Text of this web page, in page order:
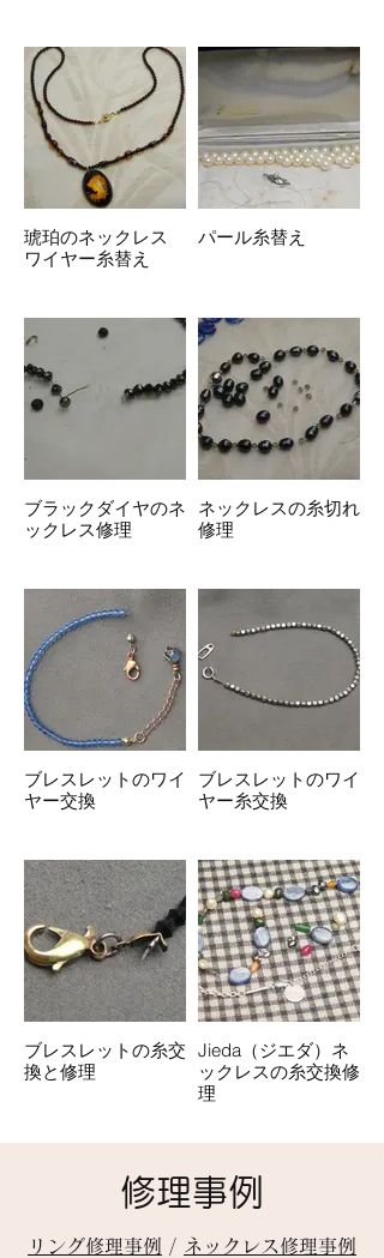
琥珀のネックレス
ワイヤー糸替え
パール糸替え
ブラックダイヤのネ
ックレス修理
ネックレスの糸切れ
修理
ブレスレットのワイ
ヤー交換
ブレスレットのワイ
ヤー糸交換
ブレスレットの糸交
換と修理
Jieda（ジエダ）ネ
ックレスの糸交換修
理
修理事例
リング修理事例 / ネックレス修理事例